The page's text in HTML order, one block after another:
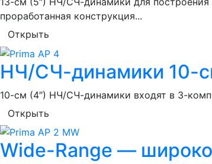
проработанная конструкция...
Открыть
НЧ/СЧ-динамики 10-
10-см (4″) НЧ/СЧ-динамики входят в 3-
Открыть
Wide-Range —